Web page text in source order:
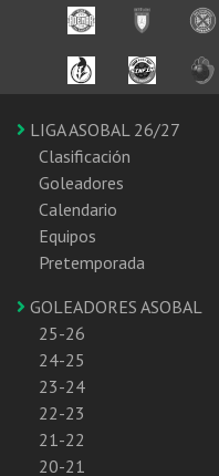
LIGA ASOBAL 26/27
Clasificación
Goleadores
Calendario
Equipos
Pretemporada
GOLEADORES ASOBAL
25-26
24-25
23-24
22-23
21-22
20-21